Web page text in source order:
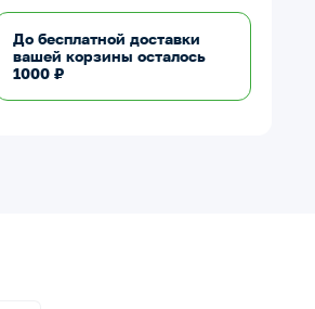
До бесплатной доставки
вашей корзины осталось
1000 ₽